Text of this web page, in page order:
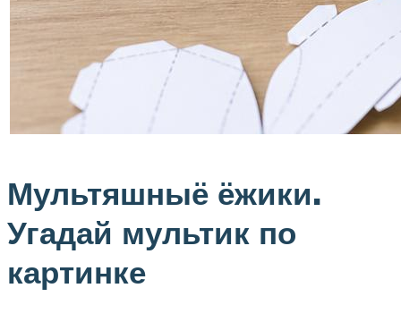
Мультяшныё ёжики.
Угадай мультик по
картинке